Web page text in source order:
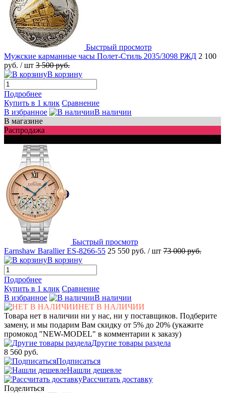
Быстрый просмотр
Мужские карманные часы Полет-Стиль 2035/3098 РЖД 2 100
руб. / шт 3 500 руб.
В корзину
Подробнее
Купить в 1 клик Сравнение
В избранное
В наличии
В магазине
Распродажа
Быстрый просмотр
Earnshaw Barallier ES-8266-55 25 550 руб. / шт 73 000 руб.
В корзину
Подробнее
Купить в 1 клик Сравнение
В избранное
В наличии
НЕТ В НАЛИЧИИ
Товара нет в наличии ни у нас, ни у поставщиков. Подберите
замену, и мы подарим Вам скидку от 5% до 20% (укажите
промокод "NEW-MODEL" в комментарии к заказу)
Другие товары раздела
8 560 руб.
Подписаться
Нашли дешевле
Рассчитать доставку
Поделиться